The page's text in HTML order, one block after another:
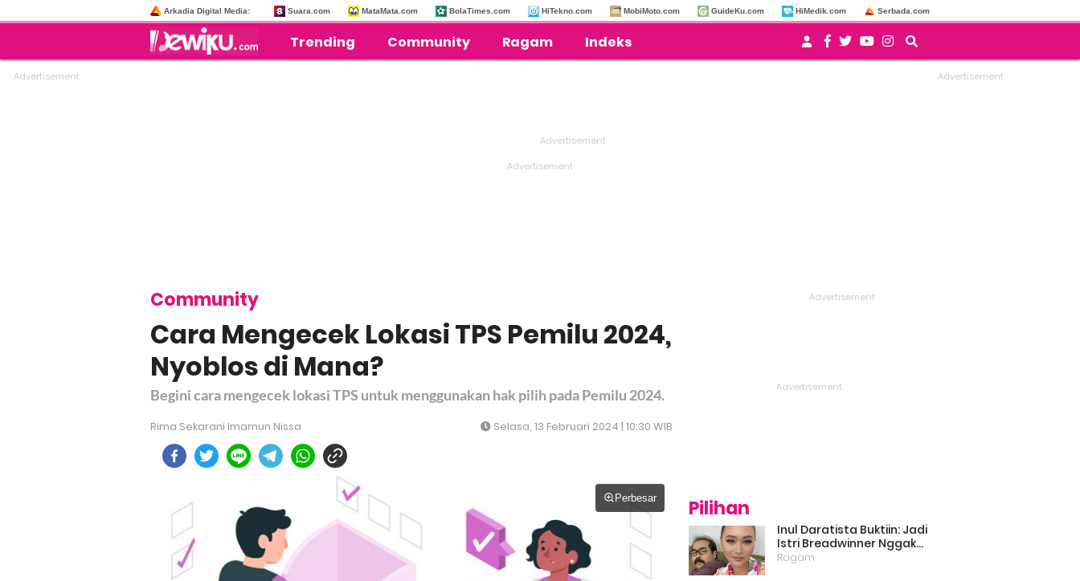
Arkadia Digital Media: Suara.com MataMata.com BolaTimes.com HiTekno.com MobiMoto.com GuideKu.com HiMedik.com Serbada.com
Trending Community Ragam Indeks
Community
Cara Mengecek Lokasi TPS Pemilu 2024,
Nyoblos di Mana?
Begini cara mengecek lokasi TPS untuk menggunakan hak pilih pada Pemilu 2024.
Rima Sekarani Imamun Nissa Selasa, 13 Februari 2024 | 10:30 WIB
Perbesar Pilihan
Inul Daratista Buktiin: Jadi
Istri Breadwinner Nggak
Bikin Suami Minder, Asal
Ragam